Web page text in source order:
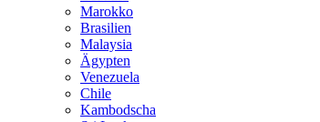
Marokko
Brasilien
Malaysia
Ägypten
Venezuela
Chile
Kambodscha